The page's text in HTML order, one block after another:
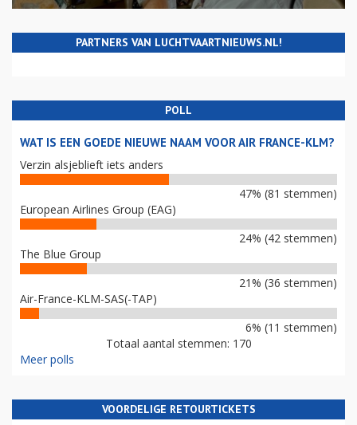
PARTNERS VAN LUCHTVAARTNIEUWS.NL!
POLL
WAT IS EEN GOEDE NIEUWE NAAM VOOR AIR FRANCE-KLM?
Verzin alsjeblieft iets anders
47% (81 stemmen)
European Airlines Group (EAG)
24% (42 stemmen)
The Blue Group
21% (36 stemmen)
Air-France-KLM-SAS(-TAP)
6% (11 stemmen)
Totaal aantal stemmen: 170
Meer polls
VOORDELIGE RETOURTICKETS